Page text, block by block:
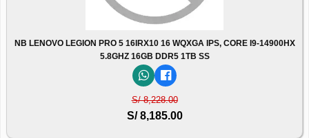
NB LENOVO LEGION PRO 5 16IRX10 16 WQXGA IPS, CORE I9-14900HX
5.8GHZ 16GB DDR5 1TB SS
S/ 8,228.00
S/ 8,185.00